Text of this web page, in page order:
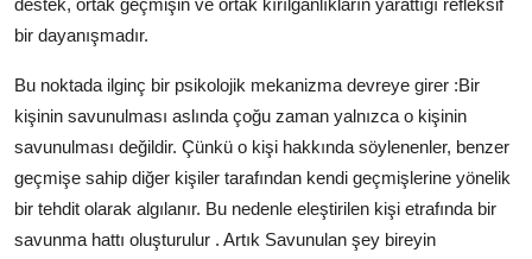
destek, ortak geçmişin ve ortak kırılganlıkların yarattığı refleksif
bir dayanışmadır.
Bu noktada ilginç bir psikolojik mekanizma devreye girer :Bir
kişinin savunulması aslında çoğu zaman yalnızca o kişinin
savunulması değildir. Çünkü o kişi hakkında söylenenler, benzer
geçmişe sahip diğer kişiler tarafından kendi geçmişlerine yönelik
bir tehdit olarak algılanır. Bu nedenle eleştirilen kişi etrafında bir
savunma hattı oluşturulur . Artık Savunulan şey bireyin